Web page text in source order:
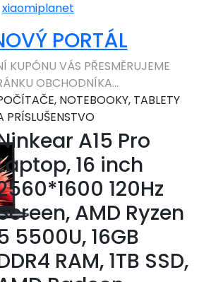
PORTÁL
KUPÓNU VÁS PŘESMĚRUJEME
OBCHODNÍKA...
NOTEBOOKY, TABLETY
PRÍSLUŠENSTVO
A15 Pro
16 inch
120Hz
AMD Ryzen
5500U, 16GB
RAM, 1TB SSD,